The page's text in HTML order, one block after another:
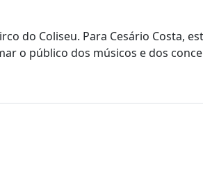
do Coliseu. Para Cesário Costa,
o público dos músicos e dos